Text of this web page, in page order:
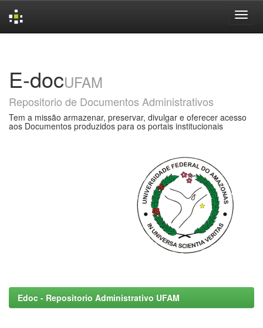
E-docUFAM
Repositorio de Documentos Administrativos
Tem a missão armazenar, preservar, divulgar e oferecer acesso
aos Documentos produzidos para os portais institucionais
Edoc - Repositorio Administrativo UFAM